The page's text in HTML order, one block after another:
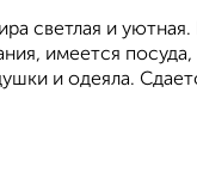
светлая и уютная.
имеется посуда,
и одеяла.